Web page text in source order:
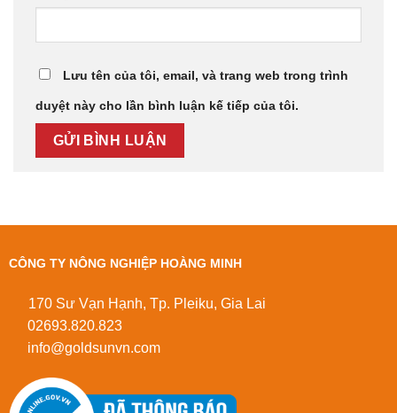
Lưu tên của tôi, email, và trang web trong trình
duyệt này cho lần bình luận kế tiếp của tôi.
CÔNG TY NÔNG NGHIỆP HOÀNG MINH
170 Sư Vạn Hạnh, Tp. Pleiku, Gia Lai
02693.820.823
info@goldsunvn.com